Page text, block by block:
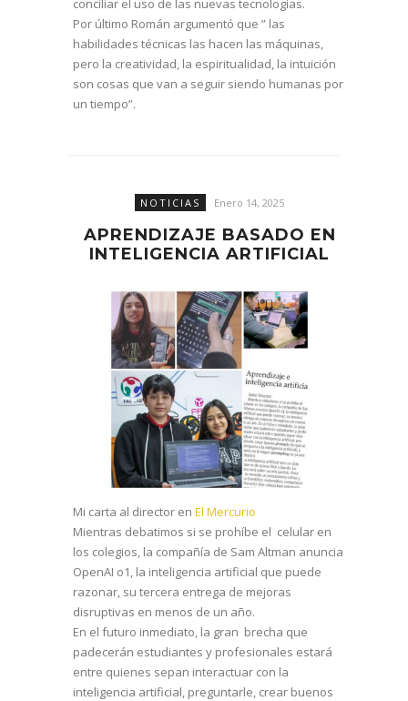
conciliar el uso de las nuevas tecnologías.
Por último Román argumentó que ” las
habilidades técnicas las hacen las máquinas,
pero la creatividad, la espiritualidad, la intuición
son cosas que van a seguir siendo humanas por
un tiempo”.
NOTICIAS Enero 14, 2025
APRENDIZAJE BASADO EN
INTELIGENCIA ARTIFICIAL
Mi carta al director en El Mercurio
Mientras debatimos si se prohíbe el celular en
los colegios, la compañía de Sam Altman anuncia
OpenAI o1, la inteligencia artificial que puede
razonar, su tercera entrega de mejoras
disruptivas en menos de un año.
En el futuro inmediato, la gran brecha que
padecerán estudiantes y profesionales estará
entre quienes sepan interactuar con la
inteligencia artificial, preguntarle, crear buenos